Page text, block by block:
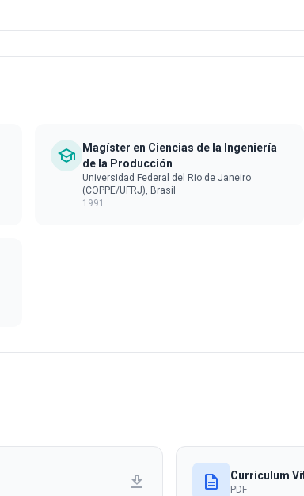
school
Magíster en Ciencias de la Ingeniería
de la Producción
Universidad Federal del Rio de Janeiro
(COPPE/UFRJ), Brasil
1991
download description Curriculum
PDF